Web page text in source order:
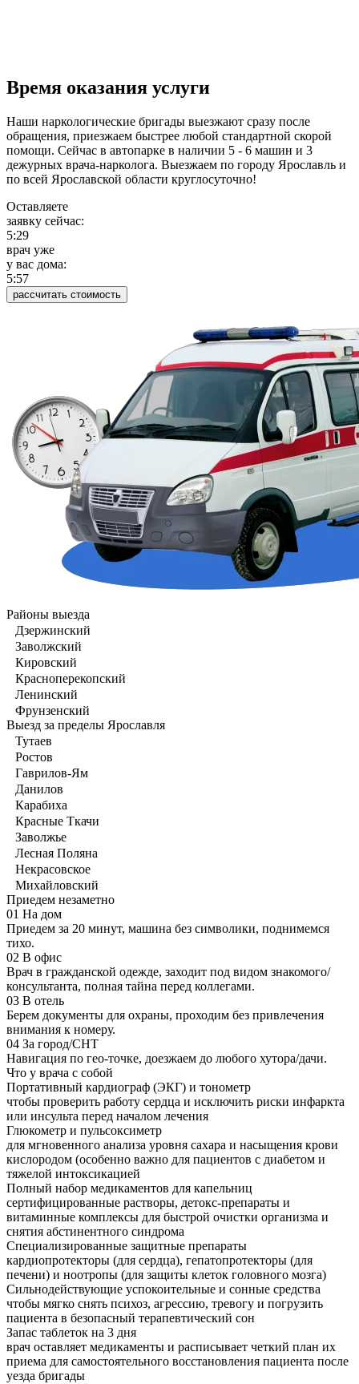
Время оказания услуги
Наши наркологические бригады выезжают сразу после
обращения, приезжаем быстрее любой стандартной скорой
помощи. Сейчас в автопарке в наличии 5 - 6 машин и 3
дежурных врача-нарколога. Выезжаем по городу Ярославль и
по всей Ярославской области круглосуточно!
Оставляете
заявку сейчас:
5:29
врач уже
у вас дома:
5:57
рассчитать стоимость
Районы выезда
Дзержинский
Заволжский
Кировский
Красноперекопский
Ленинский
Фрунзенский
Выезд за пределы Ярославля
Тутаев
Ростов
Гаврилов-Ям
Данилов
Карабиха
Красные Ткачи
Заволжье
Лесная Поляна
Некрасовское
Михайловский
Приедем незаметно
01 На дом
Приедем за 20 минут, машина без символики, поднимемся
тихо.
02 В офис
Врач в гражданской одежде, заходит под видом знакомого/
консультанта, полная тайна перед коллегами.
03 В отель
Берем документы для охраны, проходим без привлечения
внимания к номеру.
04 За город/СНТ
Навигация по гео-точке, доезжаем до любого хутора/дачи.
Что у врача с собой
Портативный кардиограф (ЭКГ) и тонометр
чтобы проверить работу сердца и исключить риски инфаркта
или инсульта перед началом лечения
Глюкометр и пульсоксиметр
для мгновенного анализа уровня сахара и насыщения крови
кислородом (особенно важно для пациентов с диабетом и
тяжелой интоксикацией
Полный набор медикаментов для капельниц
сертифицированные растворы, детокс-препараты и
витаминные комплексы для быстрой очистки организма и
снятия абстинентного синдрома
Специализированные защитные препараты
кардиопротекторы (для сердца), гепатопротекторы (для
печени) и ноотропы (для защиты клеток головного мозга)
Сильнодействующие успокоительные и сонные средства
чтобы мягко снять психоз, агрессию, тревогу и погрузить
пациента в безопасный терапевтический сон
Запас таблеток на 3 дня
врач оставляет медикаменты и расписывает четкий план их
приема для самостоятельного восстановления пациента после
уезда бригады